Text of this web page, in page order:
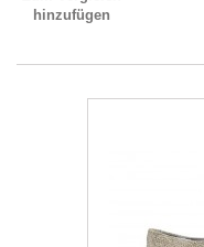
hinzufügen